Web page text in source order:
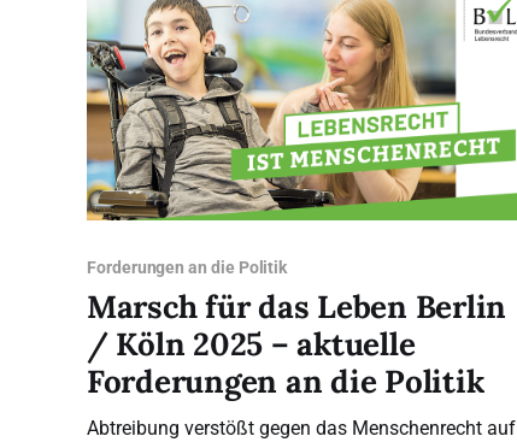
Forderungen an die Politik
Marsch für das Leben Berlin
/ Köln 2025 – aktuelle
Forderungen an die Politik
Abtreibung verstößt gegen das Menschenrecht auf